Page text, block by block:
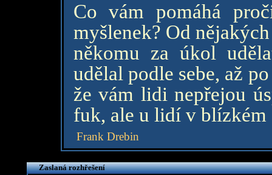
Co vám pomáhá
myšlenek? Od
někomu za úkol
udělal podle sebe, až
že vám lidi nepřejou
fuk, ale u lidí v
Frank Drebin
Zaslaná rozhřešení